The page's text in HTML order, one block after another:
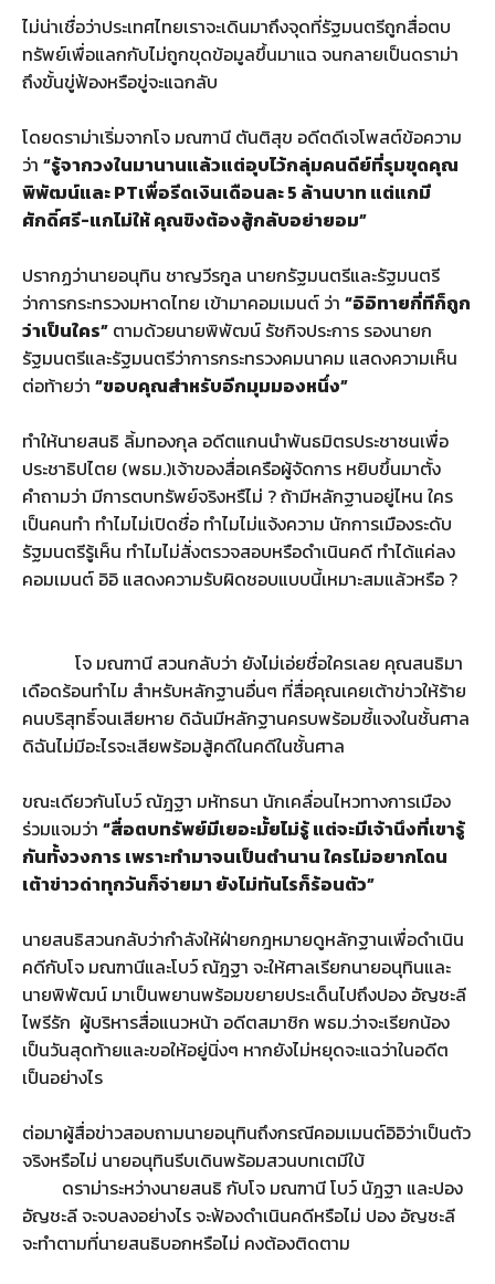
ไม่น่าเชื่อว่าประเทศไทยเราจะเดินมาถึงจุดที่รัฐมนตรีถูกสื่อตบ
ทรัพย์เพื่อแลกกับไม่ถูกขุดข้อมูลขึ้นมาแฉ จนกลายเป็นดราม่า
ถึงขั้นขู่ฟ้องหรือขู่จะแฉกลับ
โดยดราม่าเริ่มจากโจ มณฑานี ตันติสุข อดีตดีเจโพสต์ข้อความ
ว่า “รู้จากวงในมานานแล้วแต่อุบไว้กลุ่มคนดีย์ที่รุมขุดคุณ
พิพัฒน์และ PTเพื่อรีดเงินเดือนละ 5 ล้านบาท แต่แกมี
ศักดิ์ศรี-แกไม่ให้ คุณขิงต้องสู้กลับอย่ายอม”
ปรากฏว่านายอนุทิน ชาญวีรกูล นายกรัฐมนตรีและรัฐมนตรี
ว่าการกระทรวงมหาดไทย เข้ามาคอมเมนต์ ว่า “อิอิทายกี่ทีก็ถูก
ว่าเป็นใคร” ตามด้วยนายพิพัฒน์ รัชกิจประการ รองนายก
รัฐมนตรีและรัฐมนตรีว่าการกระทรวงคมนาคม แสดงความเห็น
ต่อท้ายว่า “ขอบคุณสำหรับอีกมุมมองหนึ่ง”
ทำให้นายสนธิ ลิ้มทองกุล อดีตแกนนำพันธมิตรประชาชนเพื่อ
ประชาธิปไตย (พธม.)เจ้าของสื่อเครือผู้จัดการ หยิบขึ้นมาตั้ง
คำถามว่า มีการตบทรัพย์จริงหรืไม่ ? ถ้ามีหลักฐานอยู่ไหน ใคร
เป็นคนทำ ทำไมไม่เปิดชื่อ ทำไมไม่แจ้งความ นักการเมืองระดับ
รัฐมนตรีรู้เห็น ทำไมไม่สั่งตรวจสอบหรือดำเนินคดี ทำได้แค่ลง
คอมเมนต์ อิอิ แสดงความรับผิดชอบแบบนี้เหมาะสมแล้วหรือ ?
โจ มณฑานี สวนกลับว่า ยังไม่เอ่ยชื่อใครเลย คุณสนธิมา
เดือดร้อนทำไม สำหรับหลักฐานอื่นๆ ที่สื่อคุณเคยเต้าข่าวให้ร้าย
คนบริสุทธิ์จนเสียหาย ดิฉันมีหลักฐานครบพร้อมชี้แจงในชั้นศาล
ดิฉันไม่มีอะไรจะเสียพร้อมสู้คดีในคดีในชั้นศาล
ขณะเดียวกันโบว์ ณัฎฐา มหัทธนา นักเคลื่อนไหวทางการเมือง
ร่วมแจมว่า “สื่อตบทรัพย์มีเยอะมั้ยไม่รู้ แต่จะมีเจ้านึงที่เขารู้
กันทั้งวงการ เพราะทำมาจนเป็นตำนาน ใครไม่อยากโดน
เต้าข่าวด่าทุกวันก็จ่ายมา ยังไม่ทันไรก็ร้อนตัว”
นายสนธิสวนกลับว่ากำลังให้ฝ่ายกฎหมายดูหลักฐานเพื่อดำเนิน
คดีกับโจ มณฑานีและโบว์ ณัฎฐา จะให้ศาลเรียกนายอนุทินและ
นายพิพัฒน์ มาเป็นพยานพร้อมขยายประเด็นไปถึงปอง อัญชะลี
ไพรีรัก ผู้บริหารสื่อแนวหน้า อดีตสมาชิก พธม.ว่าจะเรียกน้อง
เป็นวันสุดท้ายและขอให้อยู่นิ่งๆ หากยังไม่หยุดจะแฉว่าในอดีต
เป็นอย่างไร
ต่อมาผู้สื่อข่าวสอบถามนายอนุทินถึงกรณีคอมเมนต์อิอิว่าเป็นตัว
จริงหรือไม่ นายอนุทินรีบเดินพร้อมสวนบทเตมีใบ้
ดราม่าระหว่างนายสนธิ กับโจ มณฑานี โบว์ นัฎฐา และปอง
อัญชะลี จะจบลงอย่างไร จะฟ้องดำเนินคดีหรือไม่ ปอง อัญชะลี
จะทำตามที่นายสนธิบอกหรือไม่ คงต้องติดตาม